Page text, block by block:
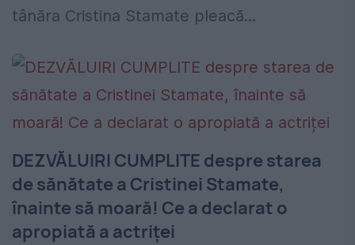
tânăra Cristina Stamate pleacă...
DEZVĂLUIRI CUMPLITE despre starea
de sănătate a Cristinei Stamate,
înainte să moară! Ce a declarat o
apropiată a actriței